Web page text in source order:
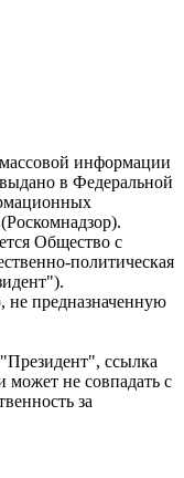
массовой информации
в Федеральной
Общество с
политическая
предназначенную
ссылка
может не совпадать с
за